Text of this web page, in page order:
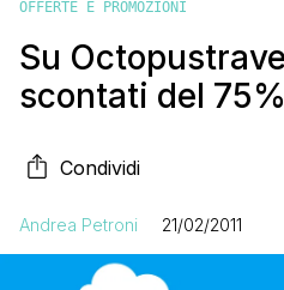
OFFERTE E PROMOZIONI
Su
scontati del 75%
Condividi
Andrea Petroni 21/02/2011